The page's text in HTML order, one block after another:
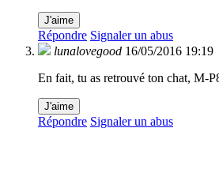
J'aime
Répondre Signaler un abus
lunalovegood 16/05/2016 19:19
En fait, tu as retrouvé ton chat, M-
J'aime
Répondre Signaler un abus